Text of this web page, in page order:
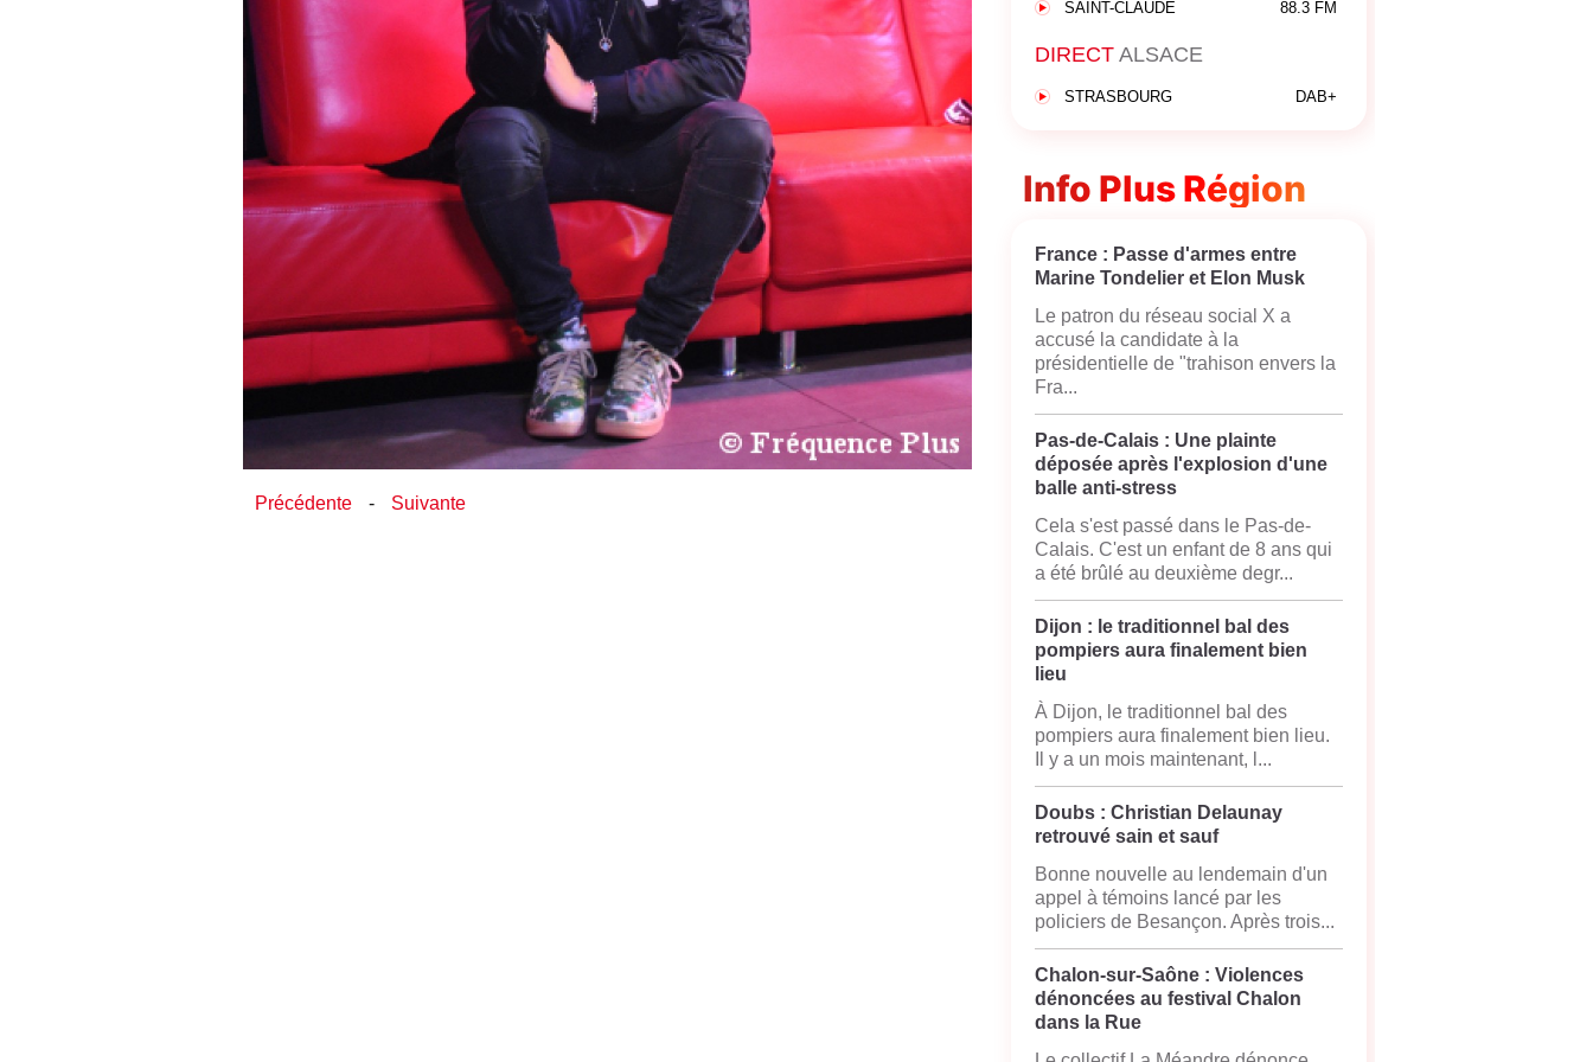
Précédente - Suivante
SAINT-CLAUDE 88.3 FM
DIRECTALSACE
STRASBOURG DAB+
Info Plus Région
France : Passe d'armes entre
Marine Tondelier et Elon Musk
Le patron du réseau social X a
accusé la candidate à la
présidentielle de "trahison envers la
Fra...
Pas-de-Calais : Une plainte
déposée après l'explosion d'une
balle anti-stress
Cela s'est passé dans le Pas-de-
Calais. C'est un enfant de 8 ans qui
a été brûlé au deuxième degr...
Dijon : le traditionnel bal des
pompiers aura finalement bien
lieu
À Dijon, le traditionnel bal des
pompiers aura finalement bien lieu.
Il y a un mois maintenant, l...
Doubs : Christian Delaunay
retrouvé sain et sauf
Bonne nouvelle au lendemain d'un
appel à témoins lancé par les
policiers de Besançon. Après trois...
Chalon-sur-Saône : Violences
dénoncées au festival Chalon
dans la Rue